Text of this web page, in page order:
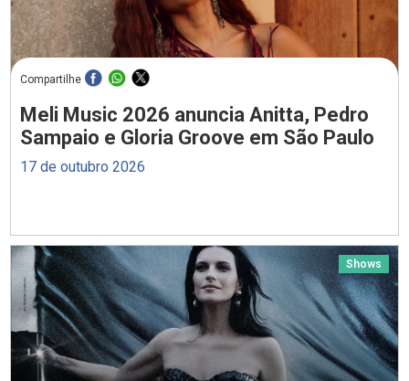
Compartilhe
Meli Music 2026 anuncia Anitta, Pedro
Sampaio e Gloria Groove em São Paulo
17 de outubro 2026
Shows